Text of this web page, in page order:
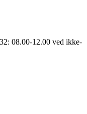
08.00-12.00 ved ikke-